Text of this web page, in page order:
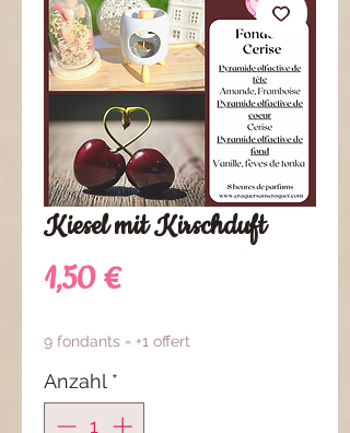
Kiesel mit Kirschduft
1,50 €Preis
9 fondants = +1 offert
Anzahl *